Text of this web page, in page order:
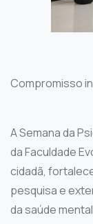
Compromisso
A Semana da
da Faculdade
cidadã,
pesquisa e
da saúde